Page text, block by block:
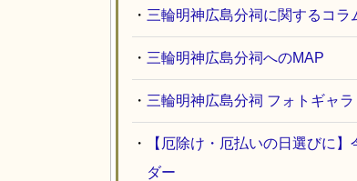
・ 三輪明神広島分祠に関するコラ
・ 三輪明神広島分祠へのMAP
・ 三輪明神広島分祠 フォトギャラ
・
【厄除け・厄払いの日選びに
ダー